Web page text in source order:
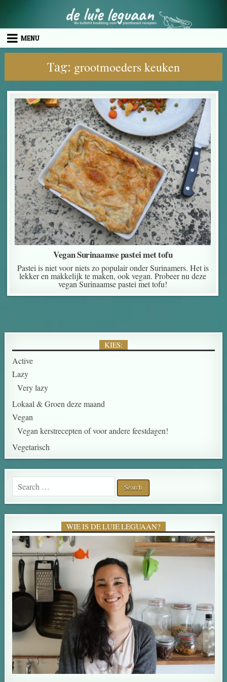
MENU
Tag: grootmoeders keuken
Vegan Surinaamse pastei met tofu
Pastei is niet voor niets zo populair onder Surinamers. Het is
lekker en makkelijk te maken, ook vegan. Probeer nu deze
vegan Surinaamse pastei met tofu!
KIES:
Active
Lazy
Very lazy
Lokaal & Groen deze maand
Vegan
Vegan kerstrecepten of voor andere feestdagen!
Vegetarisch
Search for:
WIE IS DE LUIE LEGUAAN?